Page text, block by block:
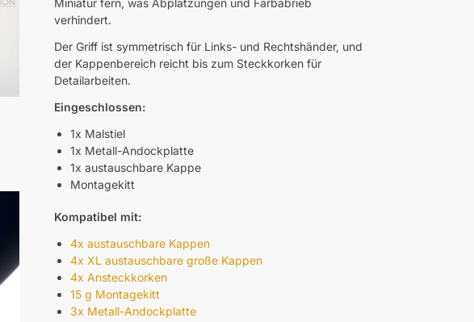
verhindert.
Der Griff ist symmetrisch für Links- und Rechtshänder, und
der Kappenbereich reicht bis zum Steckkorken für
Detailarbeiten.
Eingeschlossen:
1x Malstiel
1x Metall-Andockplatte
1x austauschbare Kappe
Montagekitt
Kompatibel mit:
4x austauschbare Kappen
4x XL austauschbare große Kappen
4x Ansteckkorken
15 g Montagekitt
3x Metall-Andockplatte